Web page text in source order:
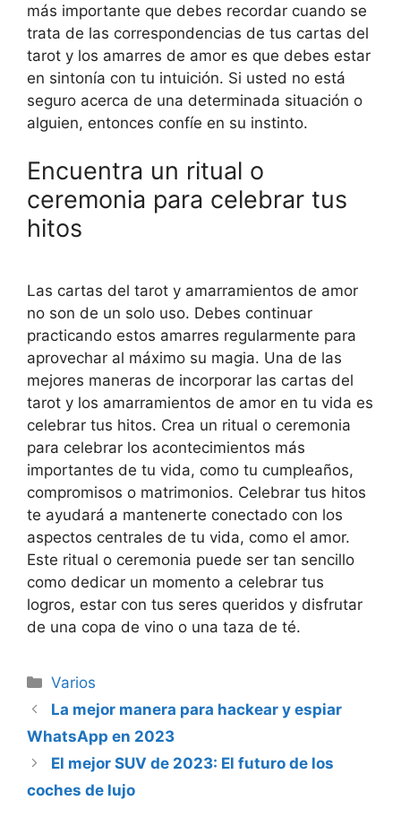
más importante que debes recordar cuando se
trata de las correspondencias de tus cartas del
tarot y los amarres de amor es que debes estar
en sintonía con tu intuición. Si usted no está
seguro acerca de una determinada situación o
alguien, entonces confíe en su instinto.
Encuentra un ritual o
ceremonia para celebrar tus
hitos
Las cartas del tarot y amarramientos de amor
no son de un solo uso. Debes continuar
practicando estos amarres regularmente para
aprovechar al máximo su magia. Una de las
mejores maneras de incorporar las cartas del
tarot y los amarramientos de amor en tu vida es
celebrar tus hitos. Crea un ritual o ceremonia
para celebrar los acontecimientos más
importantes de tu vida, como tu cumpleaños,
compromisos o matrimonios. Celebrar tus hitos
te ayudará a mantenerte conectado con los
aspectos centrales de tu vida, como el amor.
Este ritual o ceremonia puede ser tan sencillo
como dedicar un momento a celebrar tus
logros, estar con tus seres queridos y disfrutar
de una copa de vino o una taza de té.
Categorías
Varios
Navegación
de
entradas
La mejor manera para hackear y espiar
WhatsApp en 2023
El mejor SUV de 2023: El futuro de los
coches de lujo